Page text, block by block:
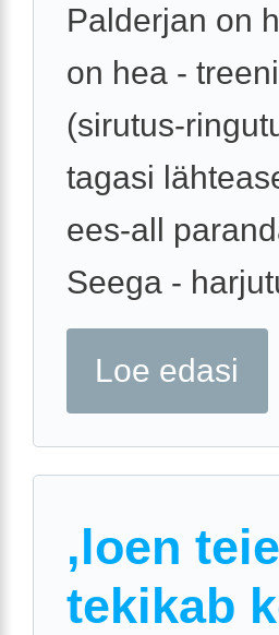
Palderjan on
on hea -
(sirutus-
tagasi
ees-all
Seega -
Loe edasi
,loen
tekikab